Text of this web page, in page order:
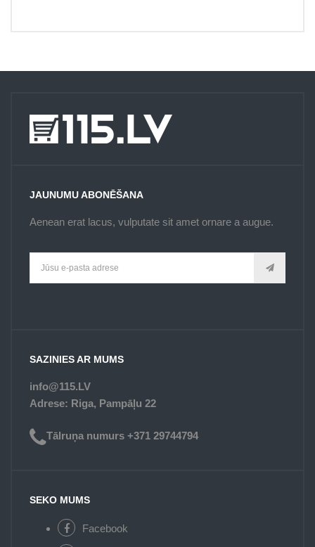
JAUNUMU ABONĒŠANA
Aenean erat lacus, vulputate sit amet ornare a augue.
SAZINIES AR MUMS
info@115.LV
Adrese: Riga, Pampāļu 22
Tālruņa numurs +371 29744794
SEKO MUMS
Facebook